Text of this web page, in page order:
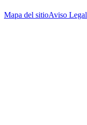
Mapa del sitioAviso Legal